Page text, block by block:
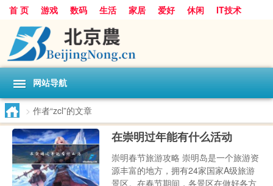
首 页 游戏 数码 生活 家居 爱好 休闲
IT技术
互联网
手机 购物
网站导航
> 作者“zcl”的文章
在崇明过年能有什么活动
崇明春节旅游攻略 崇明岛是一个旅游资
源丰富的地方，拥有24家国家A级旅游
景区。在春节期间，各景区在做好各方